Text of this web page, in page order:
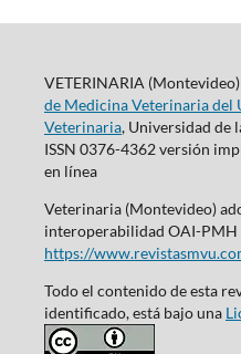
VETERINARIA
de Medicina Veterinaria del
Veterinaria, Universidad de
ISSN 0376-4362 versión
en línea
Veterinaria (Montevideo)
interoperabilidad OAI-PMH
https://
Todo el contenido de esta
identificado, está bajo una